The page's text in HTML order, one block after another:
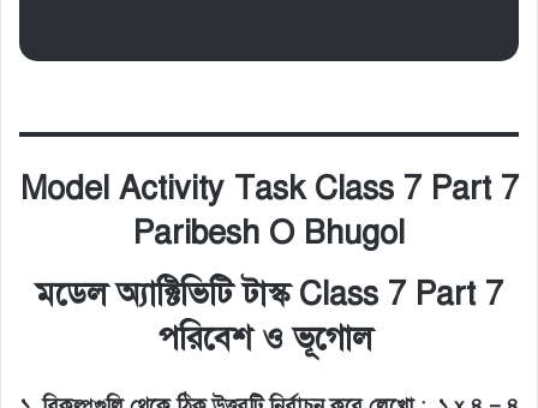
Model Activity Task Class 7 Part 7
Paribesh O Bhugol
মডেল অ্যাক্টিভিটি টাস্ক Class 7 Part 7
পরিবেশ ও ভূগোল